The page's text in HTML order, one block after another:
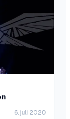
6. juli 2020